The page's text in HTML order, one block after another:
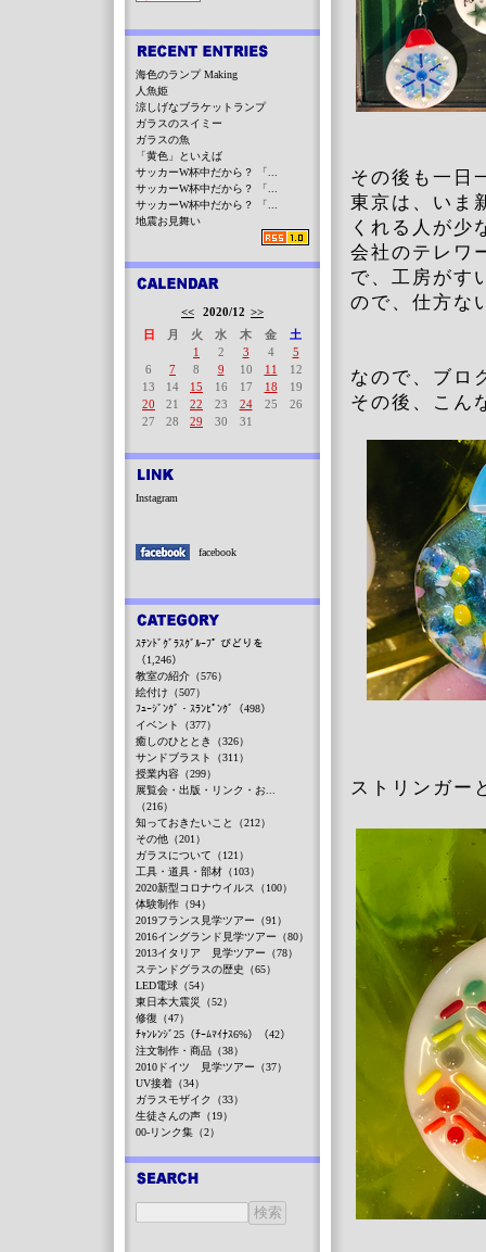
その後も一日
東京は、いま
くれる人が少
会社のテレワ
で、工房がす
ので、仕方な
なので、ブロ
その後、こん
ストリンガー
海色のランプ Making
人魚姫
涼しげなブラケットランプ
ガラスのスイミー
ガラスの魚
「黄色」といえば
サッカーW杯中だから？ 「...
サッカーW杯中だから？ 「...
サッカーW杯中だから？ 「...
地震お見舞い
<< 2020/12 >>
日
月 火 水 木 金
土
1
2 3 4
5
6
7 8 9 10 11
12
13
14 15 16 17 18
19
20
21 22 23 24 25
26
27
28 29 30 31
Instagram
facebook
ｽﾃﾝﾄﾞｸﾞﾗｽｸﾞﾙｰﾌﾟ びどりを
（1,246）
教室の紹介（576）
絵付け（507）
ﾌｭｰｼﾞﾝｸﾞ・ｽﾗﾝﾋﾟﾝｸﾞ（498）
イベント（377）
癒しのひととき（326）
サンドブラスト（311）
授業内容（299）
展覧会・出版・リンク・お...
（216）
知っておきたいこと（212）
その他（201）
ガラスについて（121）
工具・道具・部材（103）
2020新型コロナウイルス（100）
体験制作（94）
2019フランス見学ツアー（91）
2016イングランド見学ツアー（80）
2013イタリア 見学ツアー（78）
ステンドグラスの歴史（65）
LED電球（54）
東日本大震災（52）
修復（47）
ﾁｬﾝﾚﾝｼﾞ25（ﾁｰﾑﾏｲﾅｽ6%）（42）
注文制作・商品（38）
2010ドイツ 見学ツアー（37）
UV接着（34）
ガラスモザイク（33）
生徒さんの声（19）
00-リンク集（2）